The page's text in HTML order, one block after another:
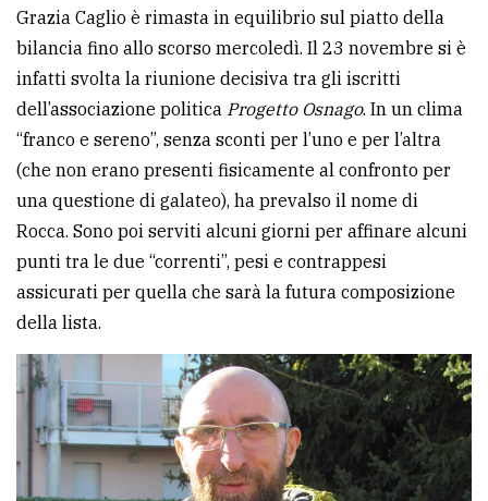
Ricerca
avanzata
LE
ALTRE
TESTATE
Privacy
policy
Cookie
Grazia Caglio è rimasta in equilibrio sul piatto della
bilancia fino allo scorso mercoledì. Il 23 novembre si è
infatti svolta la riunione decisiva tra gli iscritti
dell’associazione politica Progetto Osnago. In un clima
“franco e sereno”, senza sconti per l’uno e per l’altra
(che non erano presenti fisicamente al confronto per
una questione di galateo), ha prevalso il nome di
Rocca. Sono poi serviti alcuni giorni per affinare alcuni
punti tra le due “correnti”, pesi e contrappesi
assicurati per quella che sarà la futura composizione
della lista.